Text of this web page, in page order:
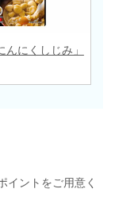
んにくしじみ」
イントをご用意く